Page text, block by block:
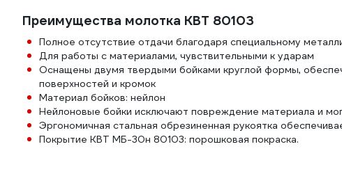
Преимущества молотка КВТ 80103
Полное отсутствие отдачи благодаря специальному
Для работы с материалами, чувствительными к ударам
Оснащены двумя твердыми бойками круглой формы,
поверхностей и кромок
Материал бойков: нейлон
Нейлоновые бойки исключают повреждение материала и
Эргономичная стальная обрезиненная рукоятка
Покрытие КВТ МБ-30н 80103: порошковая покраска.